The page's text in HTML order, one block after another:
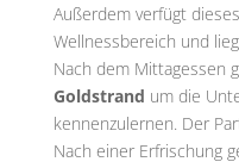
Außerdem verfügt
Wellnessbereich und
Nach dem Mittagessen
Goldstrand um die
kennenzulernen. Der
Nach einer Erfrischung